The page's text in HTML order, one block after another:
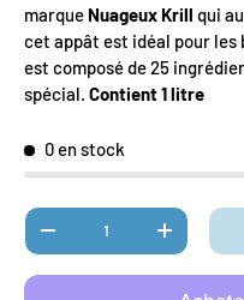
marque Nuageux Krill qui
cet appât est idéal pour les
est composé de 25
spécial. Contient 1 litre
0 en stock
Qté
DIMINUER LA QUANTITÉ